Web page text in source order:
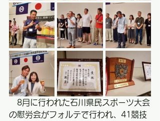
8月に行われた石川県民スポーツ大会
の慰労会がフォルテで行われ、41競技